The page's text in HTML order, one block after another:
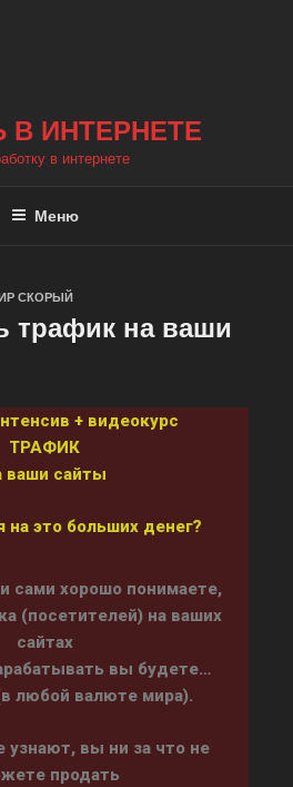
В ИНТЕРНЕТЕ
в интернете
Меню
СКОРЫЙ
трафик на ваши
+ видеокурс
ТРАФИК
ваши сайты
на это больших денег?
сами хорошо понимаете,
(посетителей) на ваших
сайтах
вы будете…
любой валюте мира).
узнают, вы ни за что не
продать